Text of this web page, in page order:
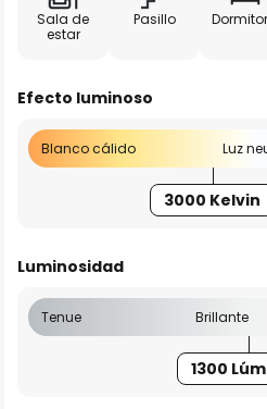
Sala de
estar
Pasillo
Efecto luminoso
Blanco cálido Luz
3000 Kelvin
Luminosidad
Tenue Brillante
1300